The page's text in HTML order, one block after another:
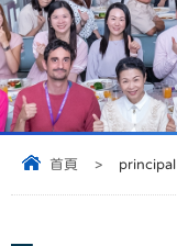
首頁 > principal